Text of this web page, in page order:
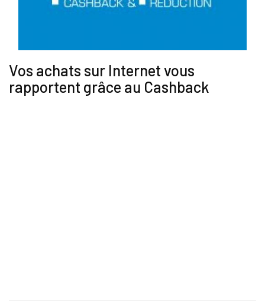
Vos achats sur Internet vous
rapportent grâce au Cashback ​